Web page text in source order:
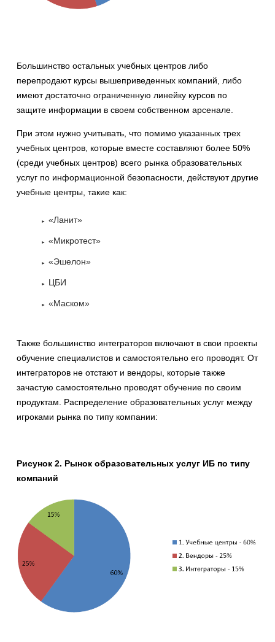
Большинство остальных учебных центров либо
перепродают курсы вышеприведенных компаний, либо
имеют достаточно ограниченную линейку курсов по
защите информации в своем собственном арсенале.
При этом нужно учитывать, что помимо указанных трех
учебных центров, которые вместе составляют более 50%
(среди учебных центров) всего рынка образовательных
услуг по информационной безопасности, действуют другие
учебные центры, такие как:
«Ланит»
«Микротест»
«Эшелон»
ЦБИ
«Маском»
Также большинство интеграторов включают в свои проекты
обучение специалистов и самостоятельно его проводят. От
интеграторов не отстают и вендоры, которые также
зачастую самостоятельно проводят обучение по своим
продуктам. Распределение образовательных услуг между
игроками рынка по типу компании:
Рисунок 2. Рынок образовательных услуг ИБ по типу
компаний